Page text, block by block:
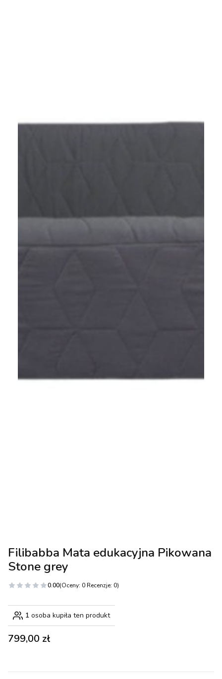
Filibabba Mata edukacyjna Pikowana
Stone grey
0.00(Oceny: 0 Recenzje: 0)
1 osoba kupiła ten produkt
Cena
799,00 zł